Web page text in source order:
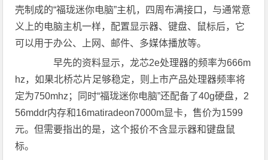
壳制成的“福珑迷你电脑”主机，四周布满接口，与通常意
义上的电脑主机一样，配置显示器、键盘、鼠标后，它
可以用于办公、上网、邮件、多媒体播放等。
早先的资料显示，龙芯2e处理器的频率为666m
hz，如果北桥芯片足够稳定，则上市产品处理器频率将
定为750mhz；同时“福珑迷你电脑”还配备了40g硬盘，2
56mddr内存和16matiradeon7000m显卡，售价为1599
元。但需要指出的是，这个报价不含显示器和键盘鼠
标。